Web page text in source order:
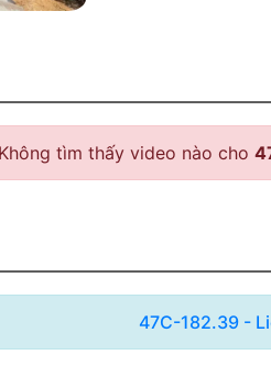
Không tìm thấy video nào cho
47C-182.39 -